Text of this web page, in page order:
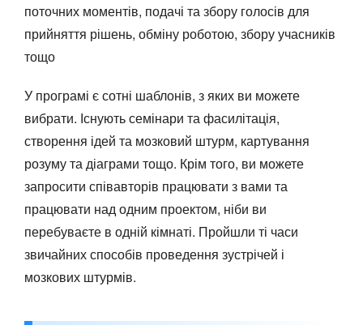
поточних моментів, подачі та збору голосів для
прийняття рішень, обміну роботою, збору учасників
тощо
У програмі є сотні шаблонів, з яких ви можете
вибрати. Існують семінари та фасилітація,
створення ідей та мозковий штурм, картування
розуму та діаграми тощо. Крім того, ви можете
запросити співавторів працювати з вами та
працювати над одним проектом, ніби ви
перебуваєте в одній кімнаті. Пройшли ті часи
звичайних способів проведення зустрічей і
мозкових штурмів.